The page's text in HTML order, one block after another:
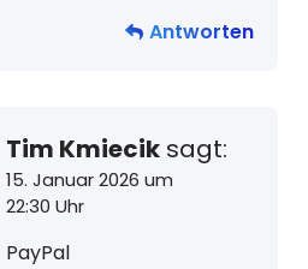
Antworten
Tim Kmiecik sagt:
15. Januar 2026 um
22:30 Uhr
PayPal